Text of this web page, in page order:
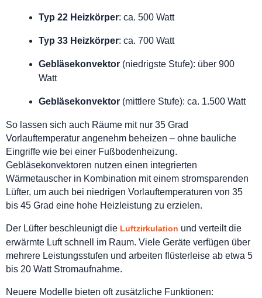
Typ 22 Heizkörper: ca. 500 Watt
Typ 33 Heizkörper: ca. 700 Watt
Gebläsekonvektor (niedrigste Stufe): über 900
Watt
Gebläsekonvektor (mittlere Stufe): ca. 1.500 Watt
So lassen sich auch Räume mit nur 35 Grad
Vorlauftemperatur angenehm beheizen – ohne bauliche
Eingriffe wie bei einer Fußbodenheizung.
Gebläsekonvektoren nutzen einen integrierten
Wärmetauscher in Kombination mit einem stromsparenden
Lüfter, um auch bei niedrigen Vorlauftemperaturen von 35
bis 45 Grad eine hohe Heizleistung zu erzielen.
Der Lüfter beschleunigt die Luftzirkulation und verteilt die
erwärmte Luft schnell im Raum. Viele Geräte verfügen über
mehrere Leistungsstufen und arbeiten flüsterleise ab etwa 5
bis 20 Watt Stromaufnahme.
Neuere Modelle bieten oft zusätzliche Funktionen: